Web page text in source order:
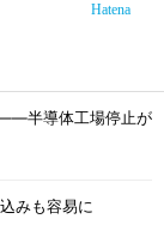
Hatena
半導体工場停止が
みも容易に